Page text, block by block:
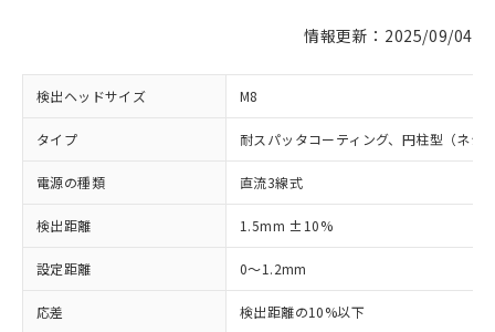
情報更新：2025/09/04
検出ヘッドサイズ M8
タイプ 耐スパッタコーティング、円柱型（ネジ
電源の種類 直流3線式
検出距離 1.5mm ±10%
設定距離 0～1.2mm
応差 検出距離の10%以下